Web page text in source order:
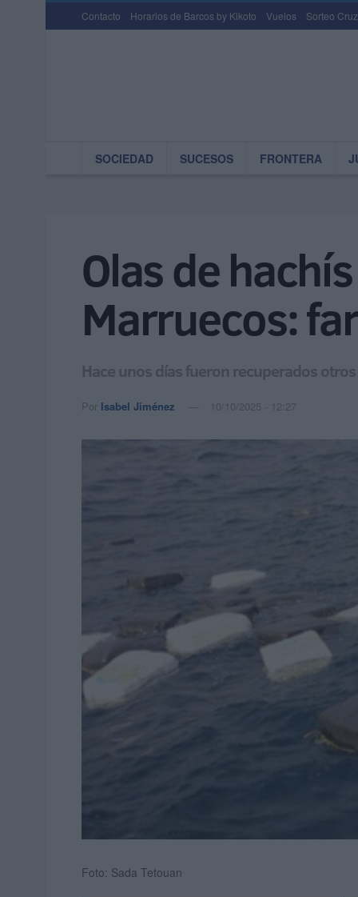
Contacto Horarios de Barcos by Kikoto Vuelos Sorteo
SOCIEDAD SUCESOS FRONTERA
Olas de
Marruecos:
Hace unos días fueron recuperados
Por Isabel Jiménez 10/10/2025 - 12:27
Foto: Sada Tetouan